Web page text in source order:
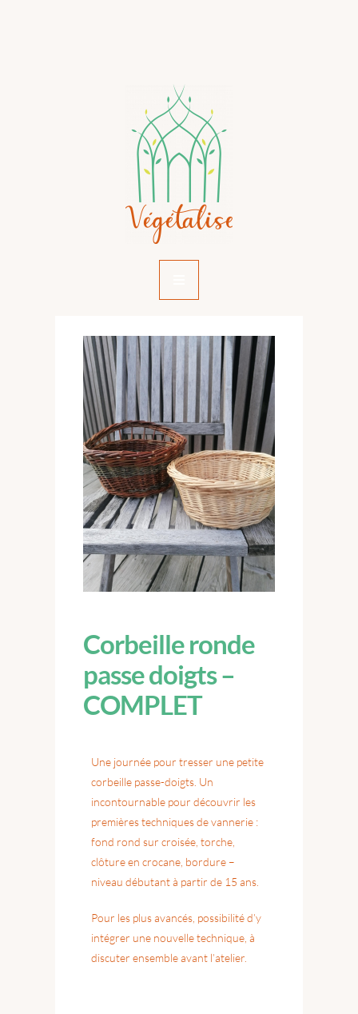
Corbeille ronde
passe doigts –
COMPLET
Une journée pour tresser une petite
corbeille passe-doigts. Un
incontournable pour découvrir les
premières techniques de vannerie :
fond rond sur croisée, torche,
clôture en crocane, bordure –
niveau débutant à partir de 15 ans.
Pour les plus avancés, possibilité d’y
intégrer une nouvelle technique, à
discuter ensemble avant l’atelier.